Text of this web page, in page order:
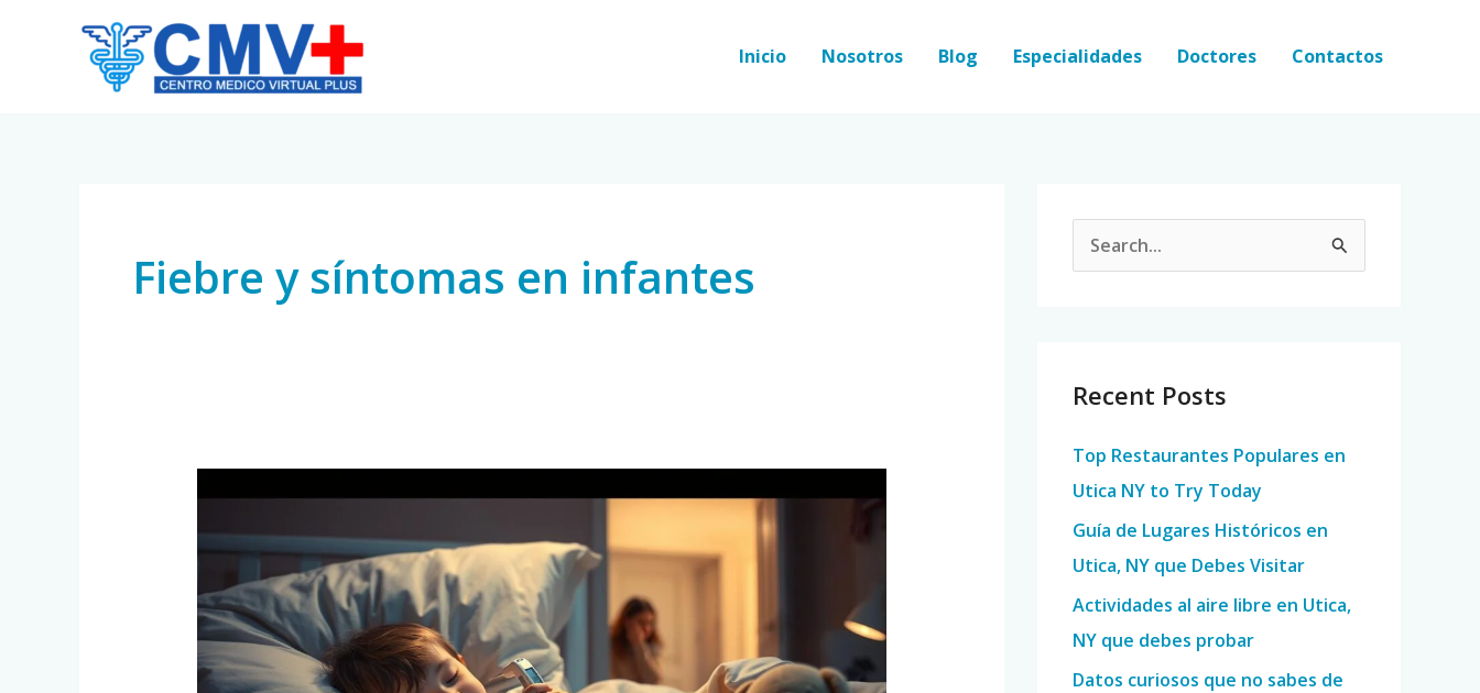
Inicio Nosotros Blog Especialidades Doctores Contactos
Fiebre y síntomas en infantes
las
Fiebres
en
Niños:
Guía
c
f
o
r
:
Recent Posts
Top Restaurantes Populares en
Utica NY to Try Today
Guía de Lugares Históricos en
Utica, NY que Debes Visitar
Actividades al aire libre en Utica,
NY que debes probar
Datos curiosos que no sabes de